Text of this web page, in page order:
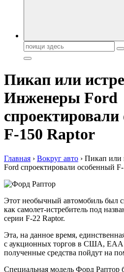
Поиск:
Пикап или
Инженеры Ford
F-150 Raptor
Главная › Вокруг авто › Пикап или
Ford спроектировали особенный
Этот необычный автомобиль был
как самолет-истребитель под
серии F-22 Raptor.
Эта, на данное время,
с аукционных торгов в США, EAA
полученные средства пойдут на
Специальная модель Форд Раптор